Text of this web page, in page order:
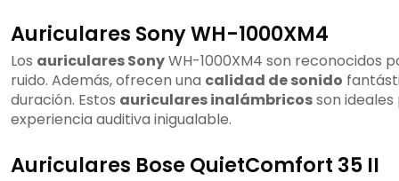
Auriculares Sony WH-1000XM4
Los auriculares SonyWH-1000XM4 son reconocidos
ruido. Además, ofrecen una calidad de sonido
duración. Estos auriculares inalámbricosson
experiencia auditiva inigualable.
Auriculares Bose QuietComfort 35 II